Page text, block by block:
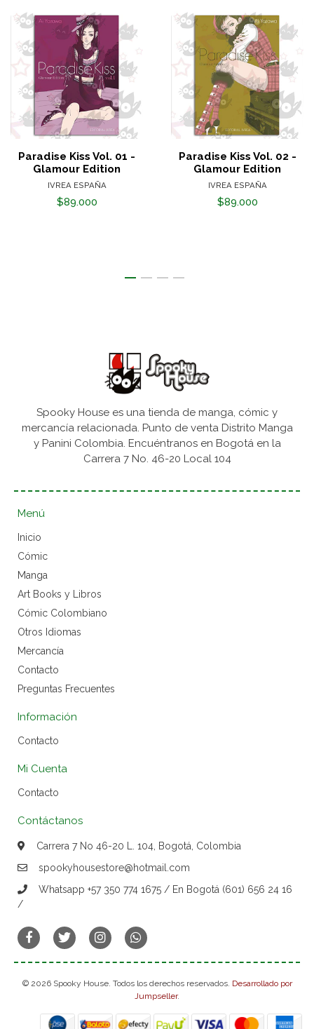
Paradise Kiss Vol. 01 -
Glamour Edition
IVREA ESPAÑA
$89.000
Paradise Kiss Vol. 02 -
Glamour Edition
IVREA ESPAÑA
$89.000
Spooky House es una tienda de manga, cómic y
mercancía relacionada. Punto de venta Distrito Manga
y Panini Colombia. Encuéntranos en Bogotá en la
Carrera 7 No. 46-20 Local 104
Menú
Inicio
Cómic
Manga
Art Books y Libros
Cómic Colombiano
Otros Idiomas
Mercancía
Contacto
Preguntas Frecuentes
Información
Contacto
Mi Cuenta
Contacto
Contáctanos
Carrera 7 No 46-20 L. 104, Bogotá, Colombia
spookyhousestore@hotmail.com
Whatsapp +57 350 774 1675 / En Bogotá (601) 656 24 16
/
© 2026 Spooky House. Todos los derechos reservados. Desarrollado por
Jumpseller.